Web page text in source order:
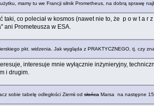
mamy tu we Francji silnik Prometheus, na dobrą sprawę
taki, co poleciał w kosmos (nawet nie to, że p o w t a
ani Prometeusza w ESA.
pkt. widzenia. Jak wygląda z PRAKTYCZNEGO, tj. czy
interesuje mnie wyłącznie inżynieryjny,
i drugim.
sobie tabelę odległości Ziemii od słońcaMarsa na następne 15